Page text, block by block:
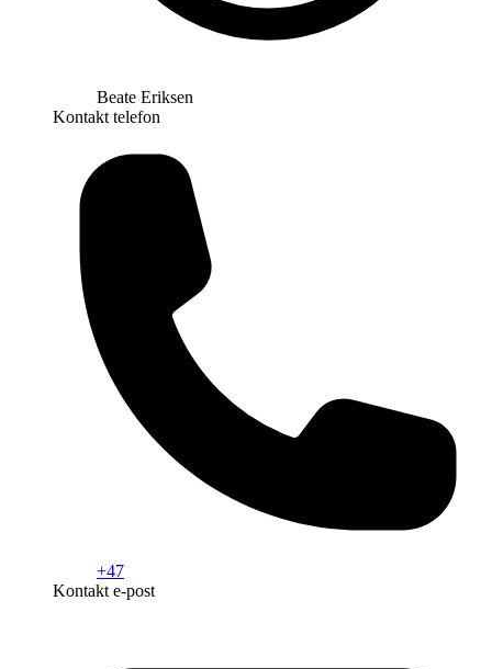
Beate Eriksen
Kontakt telefon
+47
Kontakt e-post